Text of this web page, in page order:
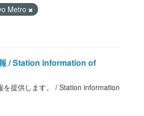
Metro
/ Station information of
を提供します。 / Station information